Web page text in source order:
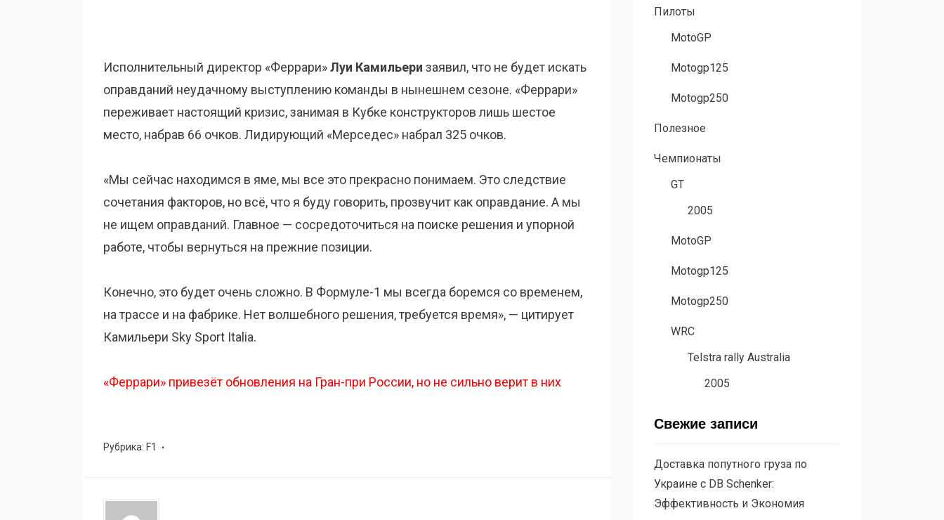
Исполнительный директор «Феррари»Луи Камильери заявил, что не будет искать
оправданий неудачному выступлению команды в нынешнем сезоне. «Феррари»
переживает настоящий кризис, занимая в Кубке конструкторов лишь шестое
место, набрав 66 очков. Лидирующий «Мерседес» набрал 325 очков.
«Мы сейчас находимся в яме, мы все это прекрасно понимаем. Это следствие
сочетания факторов, но всё, что я буду говорить, прозвучит как оправдание. А мы
не ищем оправданий. Главное — сосредоточиться на поиске решения и упорной
работе, чтобы вернуться на прежние позиции.
Конечно, это будет очень сложно. В Формуле-1 мы всегда боремся со временем,
на трассе и на фабрике. Нет волшебного решения, требуется время», — цитирует
Камильери Sky Sport Italia.
«Феррари» привезёт обновления на Гран-при России, но не сильно верит в них
Рубрика: F1
Пилоты
MotoGP
Motogp125
Motogp250
Полезное
Чемпионаты
GT
2005
MotoGP
Motogp125
Motogp250
WRC
Telstra rally Australia
2005
Свежие записи
Доставка попутного груза по
Украине с DB Schenker:
Эффективность и Экономия